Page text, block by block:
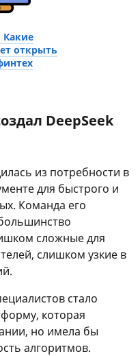
Какие
открыть
DeepSeek
из потребности в
для быстрого и
Команда его
сложные для
слишком узкие в
стало
которая
но имела бы
алгоритмов.